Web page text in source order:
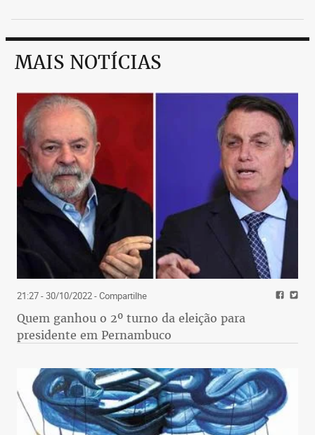
MAIS NOTÍCIAS
21:27 - 30/10/2022- Compartilhe
Quem ganhou o 2º turno da eleição para
presidente em Pernambuco